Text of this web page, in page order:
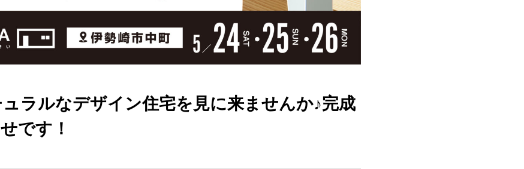
ラルなデザイン住宅を見に来ませんか♪完成
です！